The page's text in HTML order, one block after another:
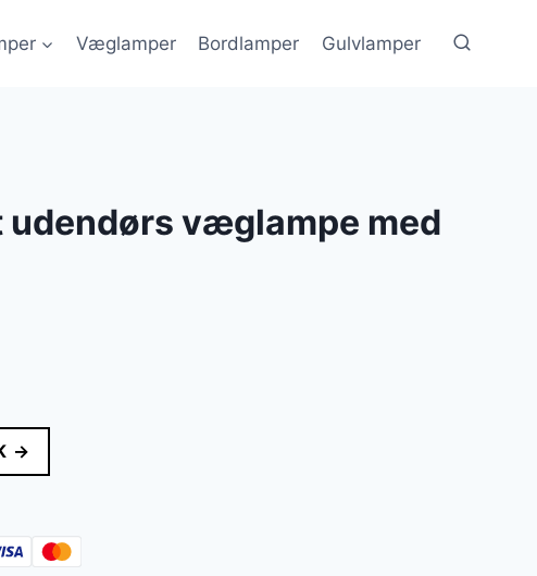
Væglamper Bordlamper Gulvlamper
udendørs væglampe med
→